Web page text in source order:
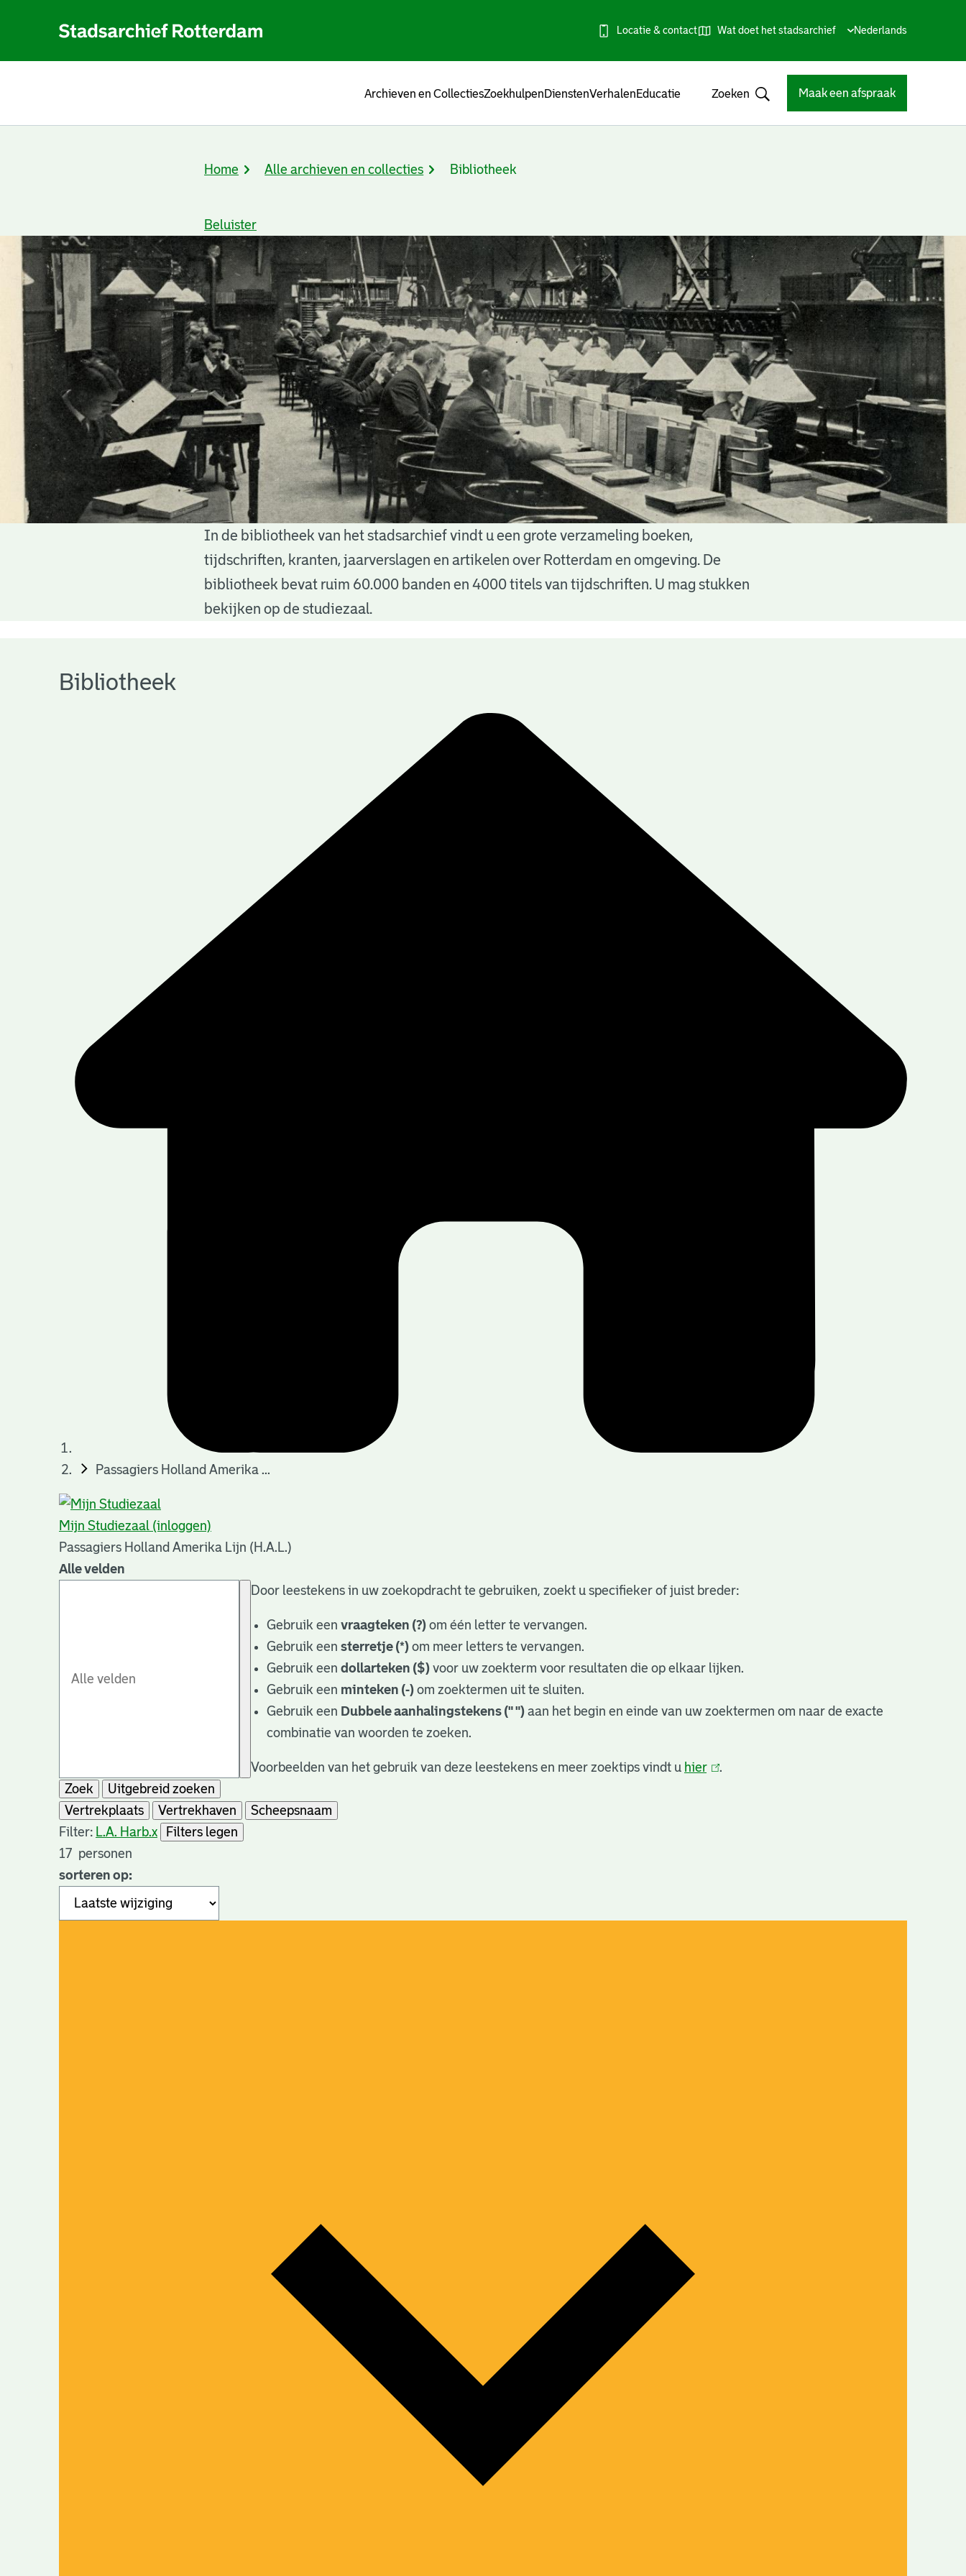
Locatie & contact Wat doet het stadsarchief
Huidige
Nederlands
Archieven en CollectiesZoekhulpenDienstenVerhalenEducatie Zoeken Maak een afspraak
Kruimelpad
Home Alle archieven en collecties Bibliotheek
Beluister
In de bibliotheek van het stadsarchief vindt u een grote verzameling boeken,
tijdschriften, kranten, jaarverslagen en artikelen over Rotterdam en omgeving. De
bibliotheek bevat ruim 60.000 banden en 4000 titels van tijdschriften. U mag stukken
bekijken op de studiezaal.
Bibliotheek
Passagiers Holland Amerika ...
Mijn Studiezaal (inloggen)
Passagiers Holland Amerika Lijn (H.A.L.)
Alle velden
Door leestekens in uw zoekopdracht te gebruiken, zoekt u specifieker of juist breder:
Gebruik eenvraagteken (?) om één letter te vervangen.
Gebruik eensterretje (*) om meer letters te vervangen.
Gebruik eendollarteken ($) voor uw zoekterm voor resultaten die op elkaar lijken.
Gebruik een minteken (-) om zoektermen uit te sluiten.
Gebruik een Dubbele aanhalingstekens (" ") aan het begin en einde van uw zoektermen om naar de exacte
combinatie van woorden te zoeken.
Voorbeelden van het gebruik van deze leestekens en meer zoektips vindt u hier(link
.
Zoek
Uitgebreid zoeken
Vertrekplaats
Vertrekhaven
Scheepsnaam
Filter: L.A. Harb.x
Filters legen
17 personen
sorteren op: